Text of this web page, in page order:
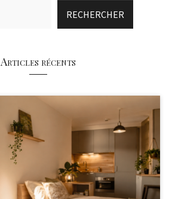
RECHERCHER
Articles récents